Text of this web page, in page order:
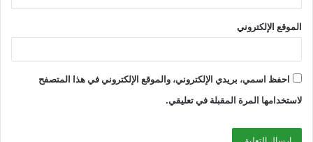
الموقع الإلكتروني
احفظ اسمي، بريدي الإلكتروني، والموقع الإلكتروني في هذا المتصفح
لاستخدامها المرة المقبلة في تعليقي.